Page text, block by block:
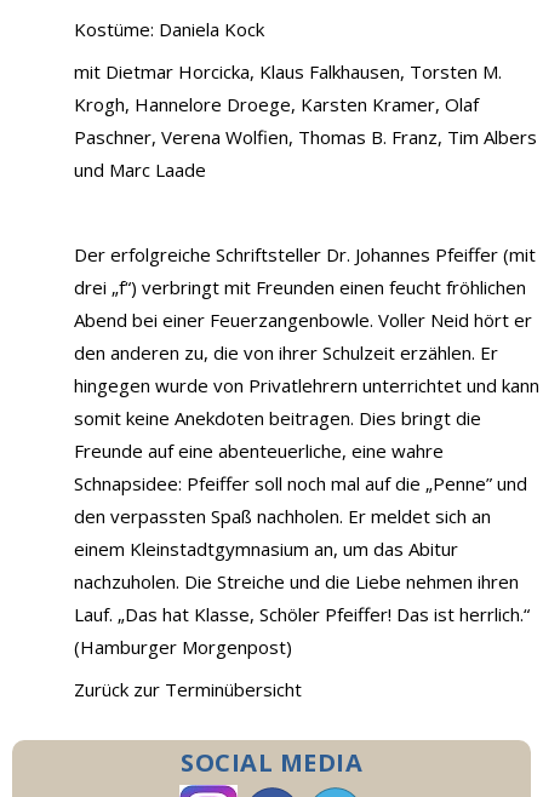
Kostüme: Daniela Kock
mit Dietmar Horcicka, Klaus Falkhausen, Torsten M.
Krogh, Hannelore Droege, Karsten Kramer, Olaf
Paschner, Verena Wolfien, Thomas B. Franz, Tim Albers
und Marc Laade
Der erfolgreiche Schriftsteller Dr. Johannes Pfeiffer (mit
drei „f“) verbringt mit Freunden einen feucht fröhlichen
Abend bei einer Feuerzangenbowle. Voller Neid hört er
den anderen zu, die von ihrer Schulzeit erzählen. Er
hingegen wurde von Privatlehrern unterrichtet und kann
somit keine Anekdoten beitragen. Dies bringt die
Freunde auf eine abenteuerliche, eine wahre
Schnapsidee: Pfeiffer soll noch mal auf die „Penne” und
den verpassten Spaß nachholen. Er meldet sich an
einem Kleinstadtgymnasium an, um das Abitur
nachzuholen. Die Streiche und die Liebe nehmen ihren
Lauf. „Das hat Klasse, Schöler Pfeiffer! Das ist herrlich.“
(Hamburger Morgenpost)
Zurück zur Terminübersicht
SOCIAL MEDIA